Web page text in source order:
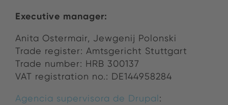
Ex­ec­u­tive man­ager:
Anita Os­ter­mair, Jewgenij Polonski
Trade reg­is­ter: Amts­gericht Stuttgart
Trade num­ber: HRB 300137
VAT registration no.: DE144958284
Agencia supervisora ​​de Drupal: